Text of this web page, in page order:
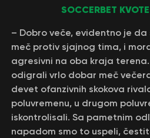
SOCCERBET
– Dobro veče, evidentno je
meč protiv sjajnog tima, i
agresivni na oba kraja
odigrali vrlo dobar meč
devet ofanzivnih skokova
poluvremenu, u drugom
iskontrolisali. Sa pametnim
napadom smo to uspeli,